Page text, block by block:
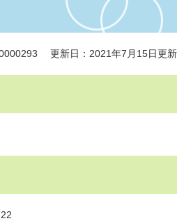
更新日：2021年7月15日更新